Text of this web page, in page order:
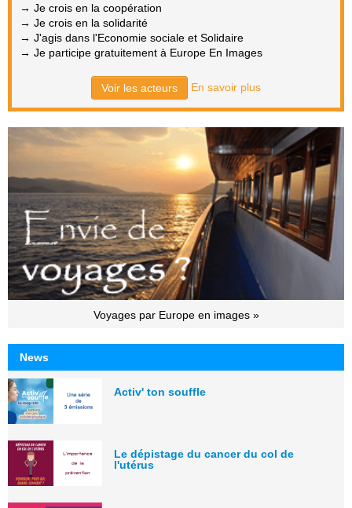
→ Je crois en la coopération
→ Je crois en la solidarité
→ J'agis dans l'Economie sociale et Solidaire
→ Je participe gratuitement à Europe En Images
Voir les acteurs En savoir plus
Voyages par Europe en images »
News
Activ' ton souffle
Le dépistage du cancer du col de
l'utérus